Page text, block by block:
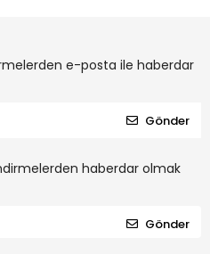
e-posta ile haberdar
Gönder
haberdar olmak
Gönder